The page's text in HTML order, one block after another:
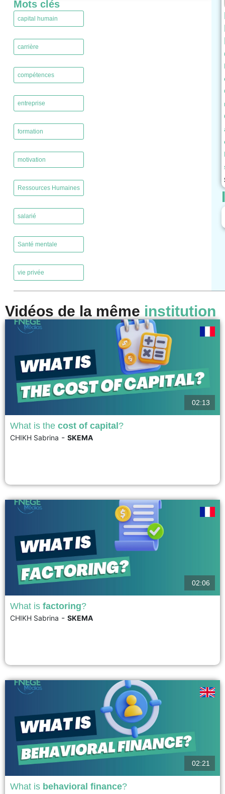
Mots clés
capital humain
carrière
compétences
entreprise
formation
motivation
Ressources Humaines
salarié
Santé mentale
vie privée
Vidéos de la même institution
The cost of capital is the average cost of the financial resources used by a
voir
02:13
What is the cost of capital?
CHIKH Sabrina - SKEMA
Factoring is a financial solution that allows companies to transfer their
voir
02:06
What is factoring?
CHIKH Sabrina - SKEMA
02:21
What is behavioral finance?